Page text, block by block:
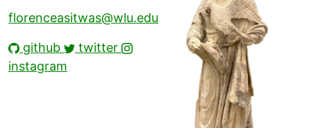
florenceasitwas@wlu.edu
github
twitter
instagram